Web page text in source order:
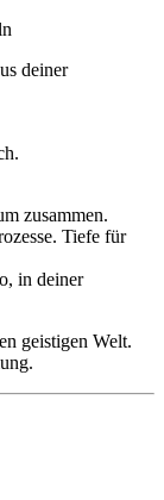
deiner
zusammen.
Tiefe für
in deiner
geistigen Welt.